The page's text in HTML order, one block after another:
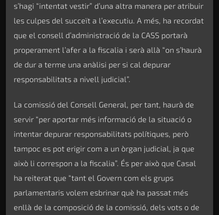
s’hagi “intentat vestir” d’una altra manera per atribuir
les culpes del succeït a l’executiu. A més, ha recordat
que el consell d’administració de la CASS portarà
properament l’afer a la fiscalia i serà allà “on s’haurà
de dur a terme una anàlisi per si cal depurar
responsabilitats a nivell judicial”.
La comissió del Consell General, per tant, haurà de
servir “per aportar més informació de la situació o
intentar depurar responsabilitats polítiques, però
tampoc es pot erigir com a un òrgan judicial, ja que
això li correspon a la fiscalia”. És per això que Casal
ha reiterat que “tant el Govern com els grups
parlamentaris volem esbrinar què ha passat més
enllà de la composició de la comissió, dels vots o de